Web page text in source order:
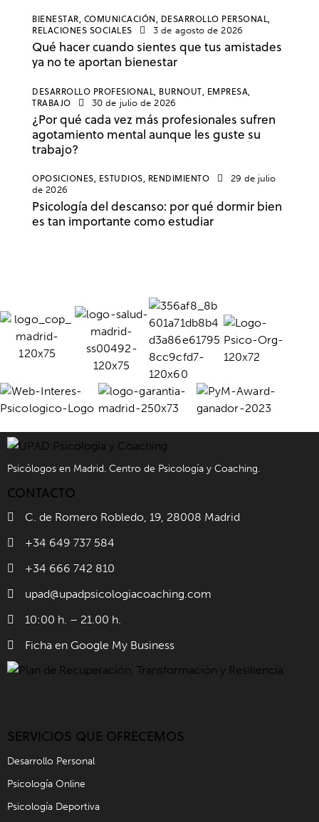
BIENESTAR, COMUNICACIÓN, DESARROLLO PERSONAL,
RELACIONES SOCIALES
3 de agosto de 2026
Qué hacer cuando sientes que tus amistades
ya no te aportan bienestar
DESARROLLO PROFESIONAL, BURNOUT, EMPRESA,
TRABAJO
30 de julio de 2026
¿Por qué cada vez más profesionales sufren
agotamiento mental aunque les guste su
trabajo?
OPOSICIONES, ESTUDIOS, RENDIMIENTO
29 de julio
de 2026
Psicología del descanso: por qué dormir bien
es tan importante como estudiar
Psicólogos en Madrid. Centro de Psicología y Coaching.
CONTACTO
C. de Romero Robledo, 19, 28008 Madrid
+34 649 737 584
+34 666 742 810
upad@upadpsicologiacoaching.com
10:00 h. – 21.00 h.
Ficha en Google My Business
SERVICIOS QUE OFRECEMOS
Desarrollo Personal
Psicología Online
Psicología Deportiva